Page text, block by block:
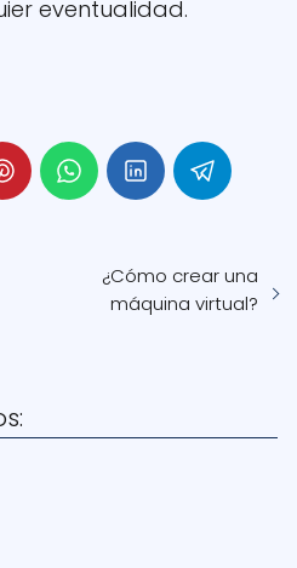
eventualidad.
¿Cómo crear una
máquina virtual?